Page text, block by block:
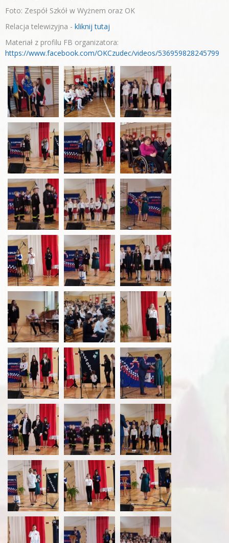
Foto: Zespół Szkół w Wyżnem oraz OK
Relacja telewizyjna - kliknij tutaj
Materiał z profilu FB organizatora:
https://www.facebook.com/OKCzudec/videos/536959828245799